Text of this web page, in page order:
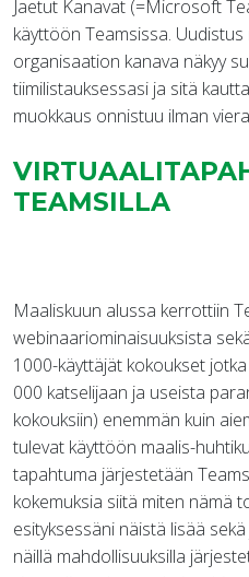
Jaetut Kanavat (=Microsoft
käyttöön Teamsissa.
organisaation kanava näkyy
tiimilistauksessasi ja sitä
muokkaus onnistuu ilman
TEAMSILLA
Maaliskuun alussa kerrottiin
webinaariominaisuuksista
1000-käyttäjät kokoukset
000 katselijaan ja useista
kokouksiin) enemmän kuin
tulevat käyttöön maalis-
tapahtuma järjestetään
kokemuksia siitä miten nämä
esityksessäni näistä lisää
näillä mahdollisuuksilla